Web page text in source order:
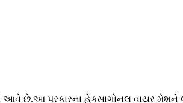
છે.આ પ્રકારના હેક્સાગોનલ વાયર મેશને